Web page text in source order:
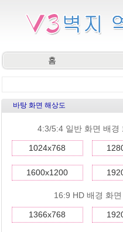
홈
바탕 화면 해상도
4:3/5:4 일반 화면 배경
1024x768
1600x1200
16:9 HD 배경 화면
1366x768